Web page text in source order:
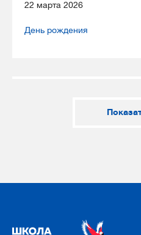
22 марта 2026
День рождения